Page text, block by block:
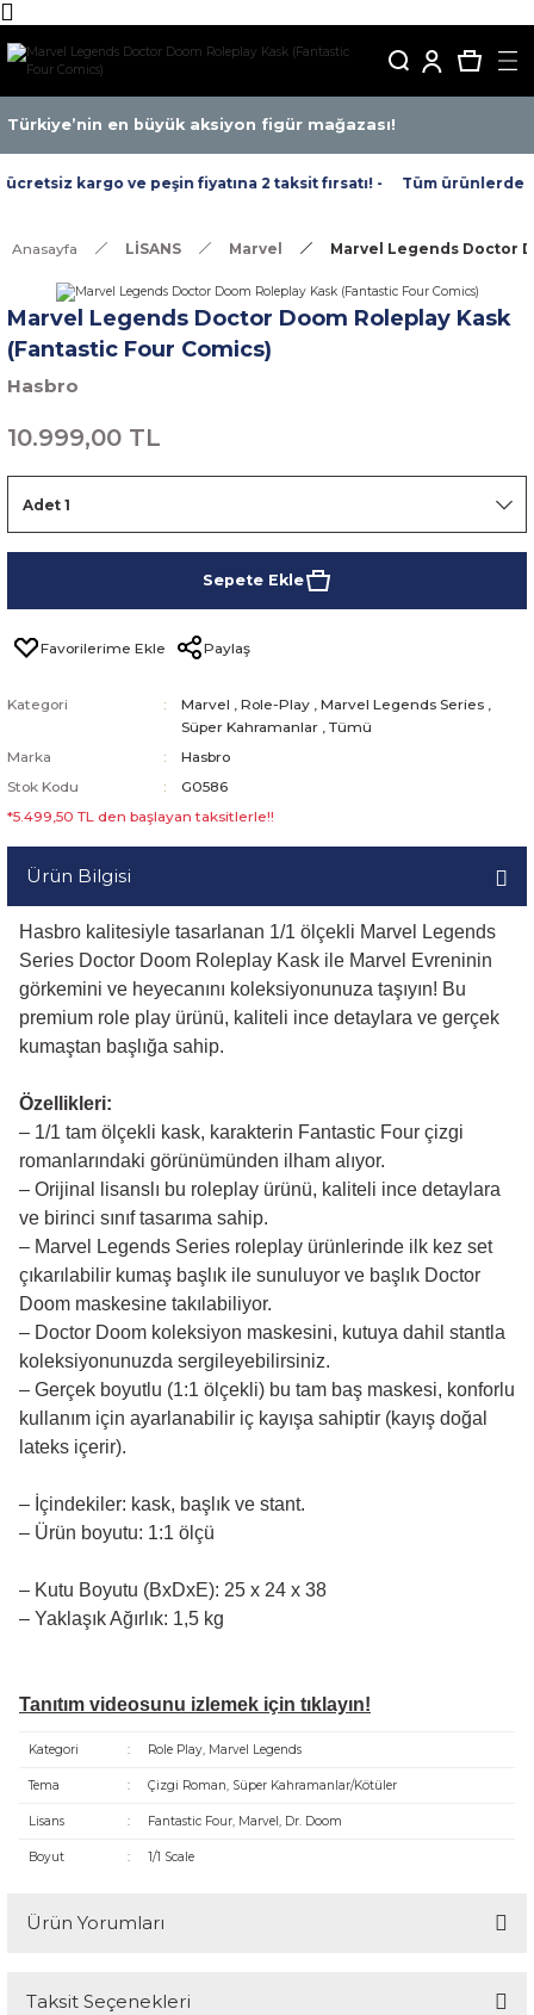
Türkiye’nin en büyük aksiyon figür mağazası!
kargo ve peşin fiyatına 2 taksit fırsatı! - Tüm ürünlerde
Anasayfa LİSANS Marvel Marvel Legends Doctor
Marvel Legends Doctor Doom Roleplay Kask
(Fantastic Four Comics)
Hasbro
10.999,00 TL
Sepete Ekle
Paylaş
Kategori Marvel , Role-Play , Marvel Legends Series ,
Süper Kahramanlar , Tümü
Marka
Hasbro
Stok Kodu
G0586
*5.499,50 TL den başlayan taksitlerle!!
Ürün Bilgisi
Hasbro kalitesiyle tasarlanan 1/1 ölçekli Marvel Legends
Series Doctor Doom Roleplay Kask ile Marvel Evreninin
görkemini ve heyecanını koleksiyonunuza taşıyın! Bu
premium role play ürünü, kaliteli ince detaylara ve gerçek
kumaştan başlığa sahip.
Özellikleri:
– 1/1 tam ölçekli kask, karakterin Fantastic Four çizgi
romanlarındaki görünümünden ilham alıyor.
– Orijinal lisanslı bu roleplay ürünü, kaliteli ince detaylara
ve birinci sınıf tasarıma sahip.
– Marvel Legends Series roleplay ürünlerinde ilk kez set
çıkarılabilir kumaş başlık ile sunuluyor ve başlık Doctor
Doom maskesine takılabiliyor.
– Doctor Doom koleksiyon maskesini, kutuya dahil stantla
koleksiyonunuzda sergileyebilirsiniz.
– Gerçek boyutlu (1:1 ölçekli) bu tam baş maskesi, konforlu
kullanım için ayarlanabilir iç kayışa sahiptir (kayış doğal
lateks içerir).
– İçindekiler: kask, başlık ve stant.
– Ürün boyutu: 1:1 ölçü
– Kutu Boyutu (BxDxE): 25 x 24 x 38
– Yaklaşık Ağırlık: 1,5 kg
Tanıtım videosunu izlemek için tıklayın!
Kategori : Role Play, Marvel Legends
Tema : Çizgi Roman, Süper Kahramanlar/Kötüler
Lisans : Fantastic Four, Marvel, Dr. Doom
Boyut : 1/1 Scale
Ürün Yorumları
Taksit Seçenekleri